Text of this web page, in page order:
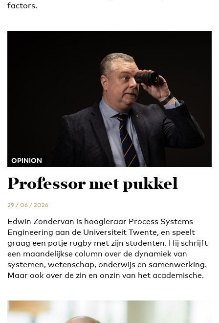
factors.
OPINION
Professor met pukkel
29 / 06 / 2026
Edwin Zondervan is hoogleraar Process Systems
Engineering aan de Universiteit Twente, en speelt
graag een potje rugby met zijn studenten. Hij schrijft
een maandelijkse column over de dynamiek van
systemen, wetenschap, onderwijs en samenwerking.
Maar ook over de zin en onzin van het academische.